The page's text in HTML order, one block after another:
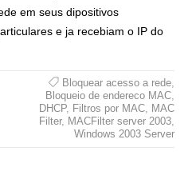
em seus dipositivos
e ja recebiam o IP do
Bloquear acesso a rede,
Bloqueio de endereco MAC,
DHCP, Filtros por MAC, MAC
Filter, MACFilter server 2003,
Windows 2003 Server